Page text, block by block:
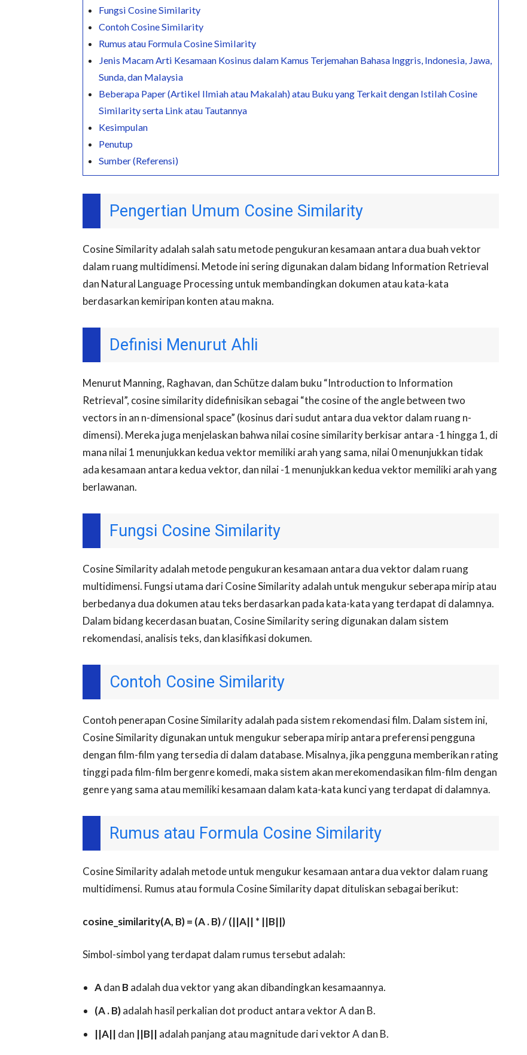
Fungsi Cosine Similarity
Contoh Cosine Similarity
Rumus atau Formula Cosine Similarity
Jenis Macam Arti Kesamaan Kosinus dalam Kamus Terjemahan Bahasa Inggris, Indonesia, Jawa,
Sunda, dan Malaysia
Beberapa Paper (Artikel Ilmiah atau Makalah) atau Buku yang Terkait dengan Istilah Cosine
Similarity serta Link atau Tautannya
Kesimpulan
Penutup
Sumber (Referensi)
Pengertian Umum Cosine Similarity
Cosine Similarity adalah salah satu metode pengukuran kesamaan antara dua buah vektor
dalam ruang multidimensi. Metode ini sering digunakan dalam bidang Information Retrieval
dan Natural Language Processing untuk membandingkan dokumen atau kata-kata
berdasarkan kemiripan konten atau makna.
Definisi Menurut Ahli
Menurut Manning, Raghavan, dan Schütze dalam buku “Introduction to Information
Retrieval”, cosine similarity didefinisikan sebagai “the cosine of the angle between two
vectors in an n-dimensional space” (kosinus dari sudut antara dua vektor dalam ruang n-
dimensi). Mereka juga menjelaskan bahwa nilai cosine similarity berkisar antara -1 hingga 1, di
mana nilai 1 menunjukkan kedua vektor memiliki arah yang sama, nilai 0 menunjukkan tidak
ada kesamaan antara kedua vektor, dan nilai -1 menunjukkan kedua vektor memiliki arah yang
berlawanan.
Fungsi Cosine Similarity
Cosine Similarity adalah metode pengukuran kesamaan antara dua vektor dalam ruang
multidimensi. Fungsi utama dari Cosine Similarity adalah untuk mengukur seberapa mirip atau
berbedanya dua dokumen atau teks berdasarkan pada kata-kata yang terdapat di dalamnya.
Dalam bidang kecerdasan buatan, Cosine Similarity sering digunakan dalam sistem
rekomendasi, analisis teks, dan klasifikasi dokumen.
Contoh Cosine Similarity
Contoh penerapan Cosine Similarity adalah pada sistem rekomendasi film. Dalam sistem ini,
Cosine Similarity digunakan untuk mengukur seberapa mirip antara preferensi pengguna
dengan film-film yang tersedia di dalam database. Misalnya, jika pengguna memberikan rating
tinggi pada film-film bergenre komedi, maka sistem akan merekomendasikan film-film dengan
genre yang sama atau memiliki kesamaan dalam kata-kata kunci yang terdapat di dalamnya.
Rumus atau Formula Cosine Similarity
Cosine Similarity adalah metode untuk mengukur kesamaan antara dua vektor dalam ruang
multidimensi. Rumus atau formula Cosine Similarity dapat dituliskan sebagai berikut:
cosine_similarity(A, B) = (A . B) / (||A|| * ||B||)
Simbol-simbol yang terdapat dalam rumus tersebut adalah:
Adan B adalah dua vektor yang akan dibandingkan kesamaannya.
(A . B)adalah hasil perkalian dot product antara vektor A dan B.
||A|| dan ||B|| adalah panjang atau magnitude dari vektor A dan B.